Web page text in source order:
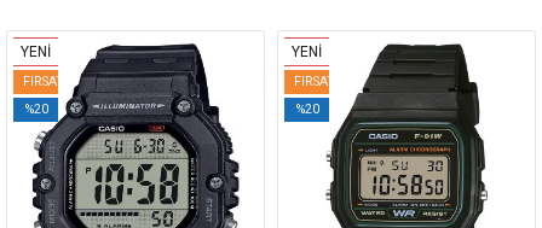
YENİ
FIRSAT
%20
YENİ
FIRSAT
%20